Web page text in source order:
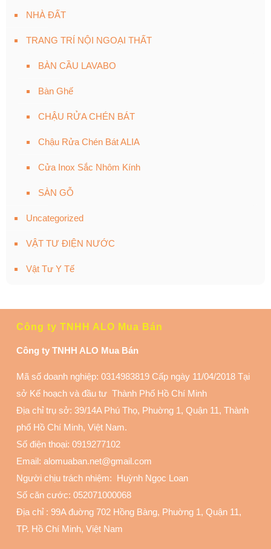
NHÀ ĐẤT
TRANG TRÍ NỘI NGOẠI THẤT
BÀN CẦU LAVABO
Bàn Ghế
CHẬU RỬA CHÉN BÁT
Chậu Rửa Chén Bát ALIA
Cửa Inox Sắc Nhôm Kính
SÀN GỖ
Uncategorized
VẬT TƯ ĐIỆN NƯỚC
Vật Tư Y Tế
Công ty TNHH ALO Mua Bán
Công ty TNHH ALO Mua Bán
Mã số doanh nghiệp: 0314983819 Cấp ngày 11/04/2018 Tại
sở Kế hoạch và đầu tư Thành Phố Hồ Chí Minh
Địa chỉ trụ sở: 39/14A Phú Thọ, Phuờng 1, Quận 11, Thành
phố Hồ Chí Minh, Việt Nam.
Số điện thoại: 0919277102
Email: alomuaban.net@gmail.com
Người chịu trách nhiệm: Huỳnh Ngọc Loan
Số căn cước: 052071000068
Địa chỉ : 99A đuờng 702 Hồng Bàng, Phuờng 1, Quận 11,
TP. Hồ Chí Minh, Việt Nam